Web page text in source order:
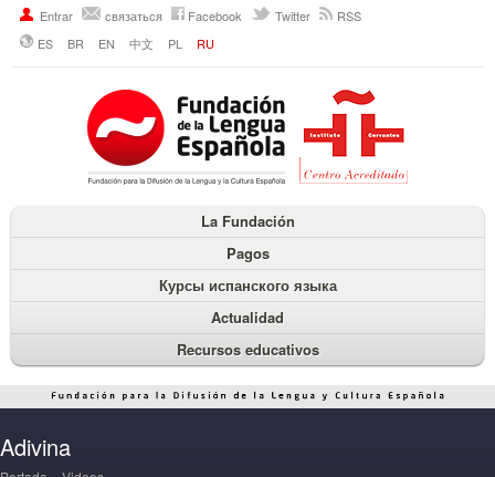
Entrar связаться Facebook Twitter
RSS
ES
BR EN 中文 PL RU
La Fundación
Pagos
Курсы испанского языка
Actualidad
Recursos educativos
Adivina